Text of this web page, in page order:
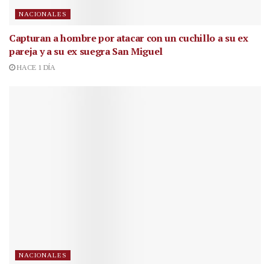
NACIONALES
Capturan a hombre por atacar con un cuchillo a su ex
pareja y a su ex suegra San Miguel
HACE 1 DÍA
NACIONALES